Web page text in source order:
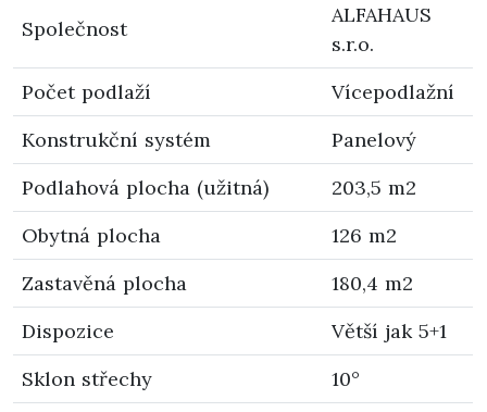
Společnost
ALFAHAUS
s.r.o.
Počet podlaží
Vícepodlažní
Konstrukční systém
Panelový
Podlahová plocha (užitná)
203,5 m2
Obytná plocha
126 m2
Zastavěná plocha
180,4 m2
Dispozice
Větší jak 5+1
Sklon střechy
10°